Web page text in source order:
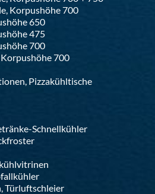
Korpushöhe 700
650
475
700
700
Pizzakühltische
Schnellkühler
Türluftschleier